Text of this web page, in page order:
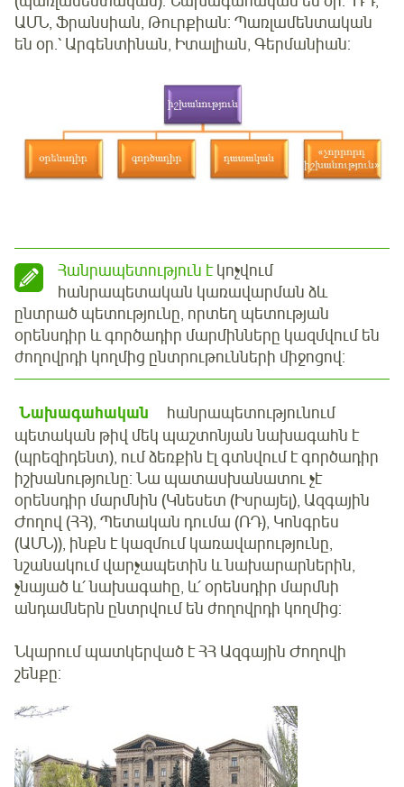
ԱՄՆ, Ֆրանսիան, Թուրքիան: Պառլամենտական
են օր.՝ Արգենտինան, Իտալիան, Գերմանիան:
Հանրապետություն էկոչվում
հանրապետական կառավարման ձև
ընտրած պետությունը, որտեղ պետության
օրենսդիր և գործադիր մարմինները կազմվում են
ժողովրդի կողմից ընտրութունների միջոցով:
Նախագահական
հանրապետությունում
պետական թիվ մեկ պաշտոնյան նախագահն է
(պրեզիդենտ), ում ձեռքին էլ գտնվում է գործադիր
իշխանությունը: Նա պատասխանատու չէ
օրենսդիր մարմնին (Կնեսետ (Իսրայել), Ազգային
Ժողով (ՀՀ), Պետական դումա (ՌԴ), Կոնգրես
(ԱՄՆ)), ինքն է կազմում կառավարությունը,
նշանակում վարչապետին և նախարարներին,
չնայած և՛ նախագահը, և՛ օրենսդիր մարմնի
անդամներն ընտրվում են ժողովրդի կողմից:
Նկարում պատկերված է ՀՀ Ազգային Ժողովի
շենքը: